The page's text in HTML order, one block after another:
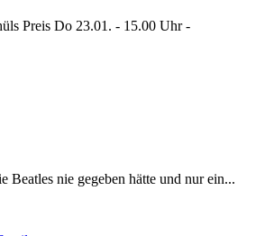
Preis Do 23.01. - 15.00 Uhr -
Beatles nie gegeben hätte und nur ein...